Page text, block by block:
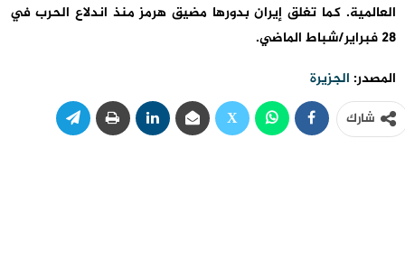
العالمية. كما تغلق إيران بدورها مضيق هرمز منذ اندلاع الحرب في
28 فبراير/شباط الماضي.
المصدر: الجزيرة
شارك